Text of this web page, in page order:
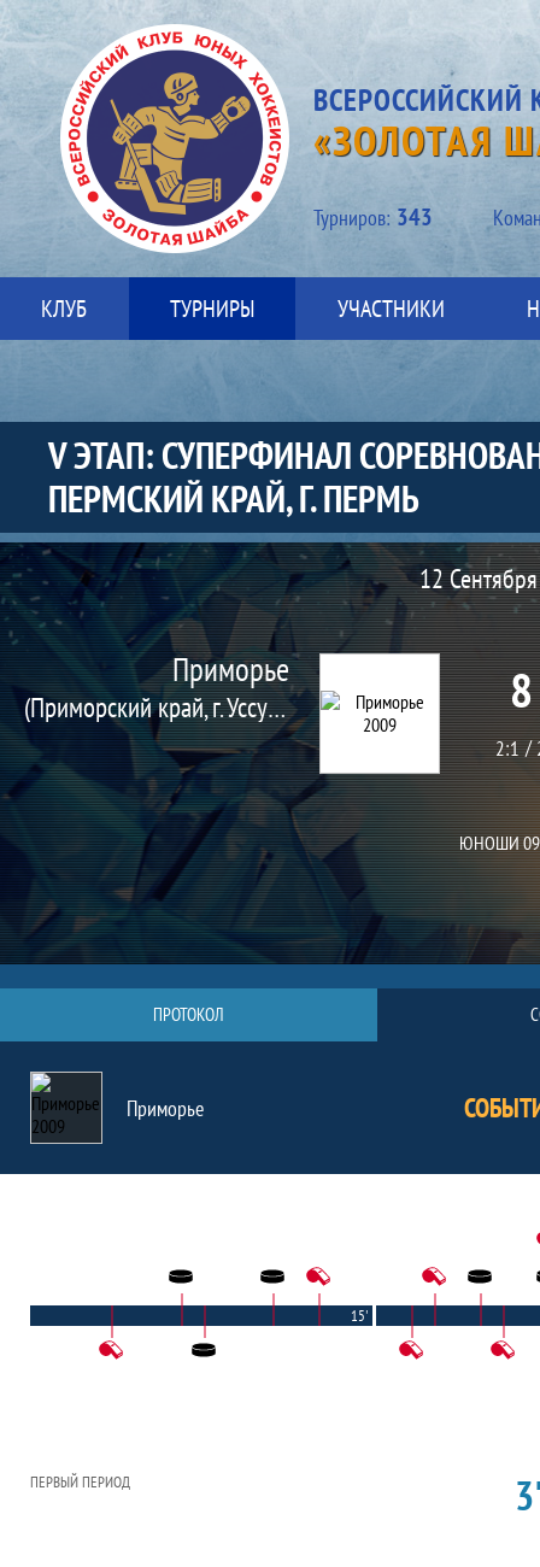
«ЗОЛОТАЯ
Турниров: 343
КЛУБ ТУРНИРЫ УЧАСТНИКИ
V ЭТАП: СУПЕРФИНАЛ
ПЕРМСКИЙ КРАЙ, Г. ПЕРМЬ
Матч
12
Приморье
(Приморский край, г. Уссурийск)
2:1
ЮНОШИ
ПРОТОКОЛ
Приморье
15'
ПЕРВЫЙ ПЕРИОД